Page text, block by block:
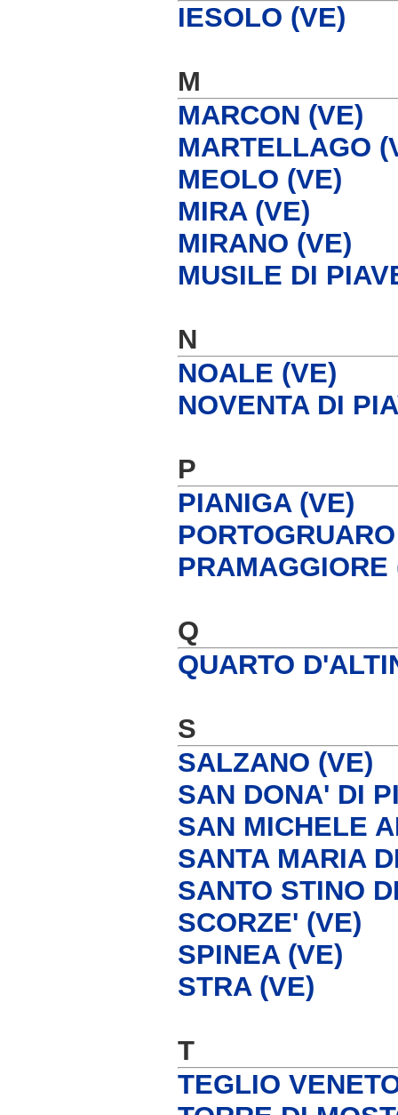
IESOLO (VE)
M
MARCON (VE)
MARTELLAGO
MEOLO (VE)
MIRA (VE)
MIRANO (VE)
MUSILE DI
N
NOALE (VE)
NOVENTA DI
P
PIANIGA (VE)
PRAMAGGIORE
Q
QUARTO
S
SALZANO (VE)
SAN DONA' DI
SAN MICHELE
SANTA MARIA
SANTO STINO
SCORZE' (VE)
SPINEA (VE)
STRA (VE)
T
TEGLIO